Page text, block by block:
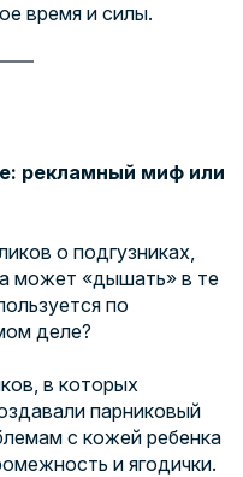
время и силы.
рекламный миф или
о подгузниках,
может «дышать» в те
по
деле?
в которых
парниковый
с кожей ребенка
и ягодички.